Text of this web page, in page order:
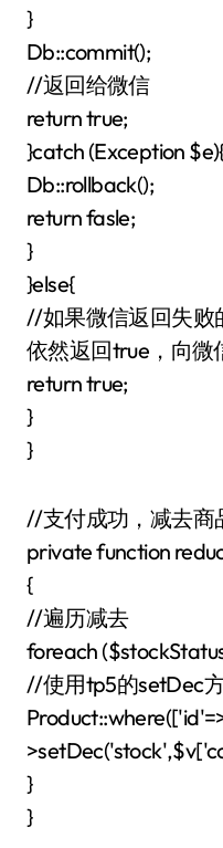
}
Db::commit();
//返回给微信
return true;
}catch (Exception
Db::rollback();
return fasle;
}
}else{
//如果微信返回失败
依然返回true，向微
return true;
}
}
//支付成功，减去商
private function
{
//遍历减去
foreach
//使用tp5的setDec
}
}